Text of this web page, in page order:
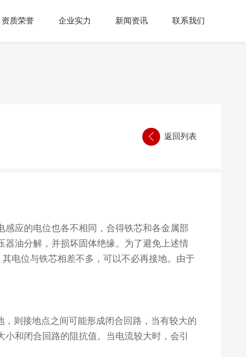
资质荣誉 企业实力 新闻资讯 联系我们
返回列表
应的电位也各不相同，合得铁芯和各金属部
油分解，并损坏固体绝缘。为了避免上述情
电位与铁芯相差不多，可以不必再接地。由于
则接地点之间可能形成闭合回路，当有较大的
和闭合回路的阻抗值。当电流较大时，会引